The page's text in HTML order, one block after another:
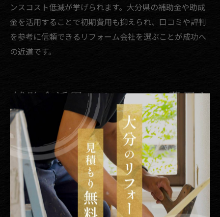
ンスコスト低減が挙げられます。大分県の補助金や助成
金を活用することで初期費用も抑えられ、口コミや評判
を参考に信頼できるリフォーム会社を選ぶことが成功へ
の近道です。
補助金活用でリフォーム費用を
賢く節約
リフォーム補助金の申請条件と注意点
リフォームを検討する際、多くの方が気になるのが補助
金の申請条件です。大分県では、住宅の耐震化や省エネ
化を目的としたリフォームに対して、自治体ごとに異な